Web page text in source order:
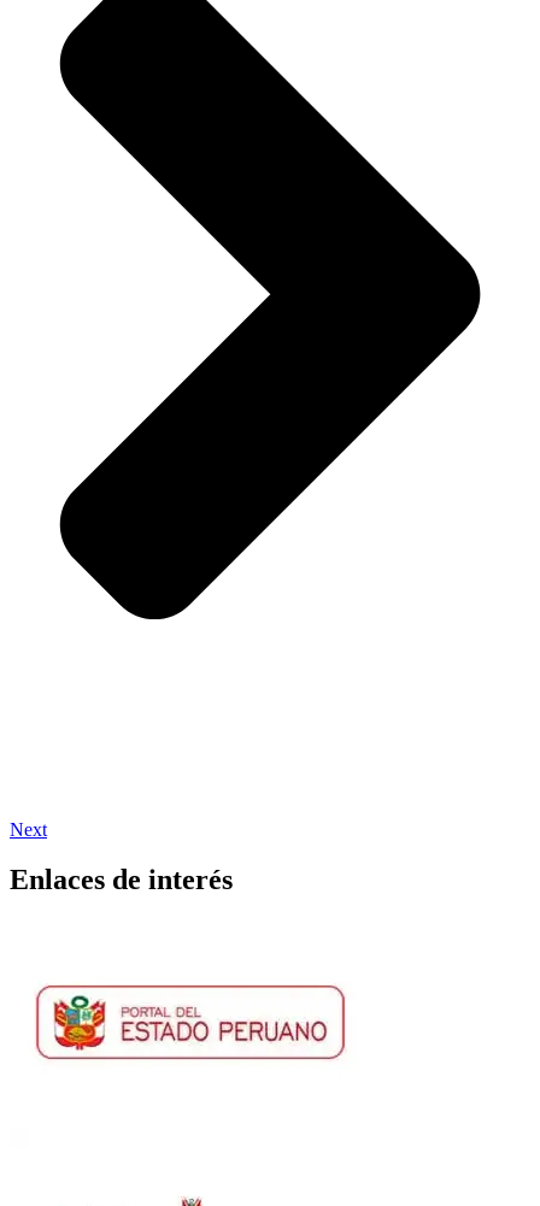
Next
Enlaces de interés